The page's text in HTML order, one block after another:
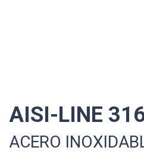
AISI-LINE
ACERO